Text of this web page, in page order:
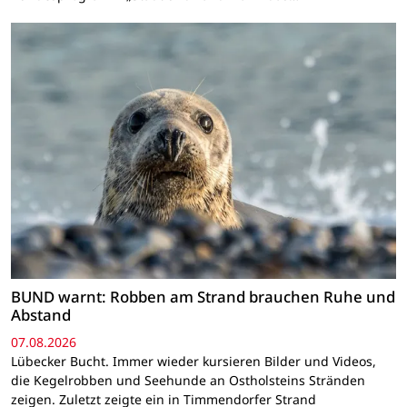
BUND warnt: Robben am Strand brauchen Ruhe und
Abstand
07.08.2026
Lübecker Bucht. Immer wieder kursieren Bilder und Videos,
die Kegelrobben und Seehunde an Ostholsteins Stränden
zeigen. Zuletzt zeigte ein in Timmendorfer Strand